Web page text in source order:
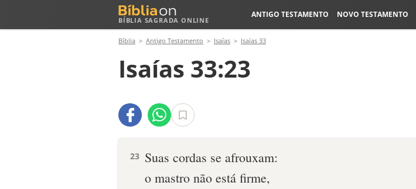
BÍBLIA SAGRADA ONLINE
ANTIGO TESTAMENTO NOVO TESTAMENTO
Bíblia Antigo Testamento Isaías Isaías 33
Isaías 33:23
23 Suas cordas se afrouxam:
o mastro não está firme,